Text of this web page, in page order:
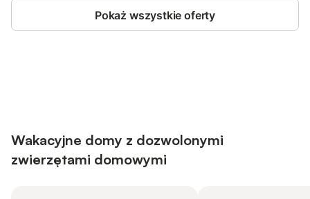
Pokaż wszystkie oferty
Wakacyjne domy z dozwolonymi
zwierzętami domowymi